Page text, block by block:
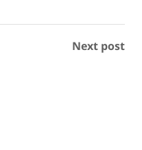
Next post